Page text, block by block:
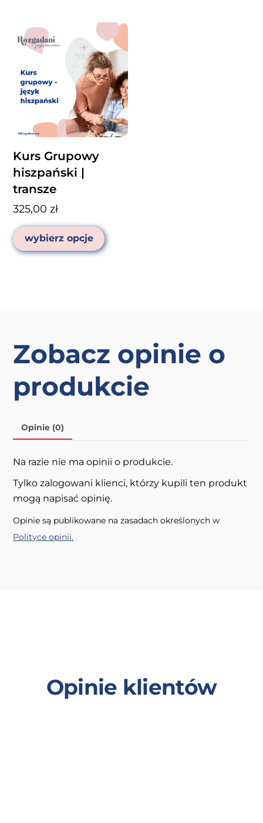
Kurs Grupowy
hiszpański |
transze
325,00zł
wybierz opcje
Ten
produkt
na
stronie
produktu
Zobacz opinie o
produkcie
Opinie (0)
Na razie nie ma opinii o produkcie.
Tylko zalogowani klienci, którzy kupili ten produkt
mogą napisać opinię.
Opinie są publikowane na zasadach określonych w
Polityce opinii.
Opinie klientów